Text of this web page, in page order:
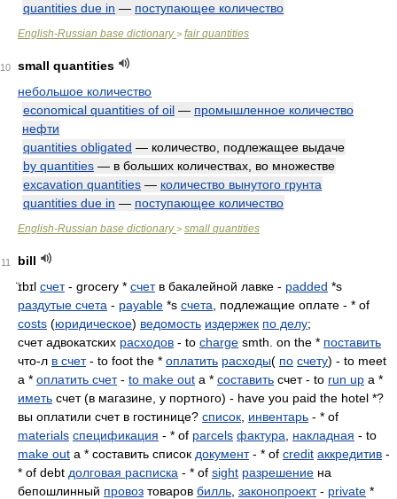
quantities due in — поступающее количество
English-Russian base dictionary> fair quantities
10
small quantities
небольшое количество
economical quantities of oil — промышленное количество
нефти
quantities obligated — количество, подлежащее выдаче
by quantities — в больших количествах, во множестве
excavation quantities — количество вынутого грунта
quantities due in — поступающее количество
English-Russian base dictionary> small quantities
11
bill
̈ɪbɪl счет- grocery * счетв бакалейной лавке - padded *s
раздутые счета - payable *s счета , подлежащие оплате - * of
costs (юридическое) ведомость издержек по делу;
счет адвокатских расходов - to charge smth. on the * поставить
что-л в счет- to foot the * оплатить расходы( по счету) - to meet
a * оплатить счет- to make out a * составить счет - to run up a *
иметь счет (в магазине, у портного) - have you paid the hotel *?
вы оплатили счет в гостинице? список инвентарь - * of
materials спецификация - * of parcels фактура накладная - to
make out a * составить список документ- * of credit аккредитив -
* of debt долговая расписка - * of sight разрешение на
бепошлинный провоз товаров билль законопроект- private *